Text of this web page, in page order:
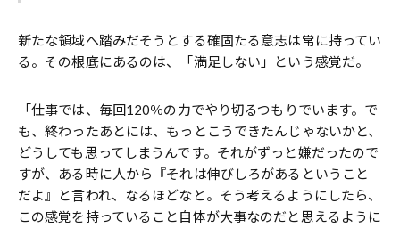
新たな領域へ踏みだそうとする確固たる意志は常に持ってい
る。その根底にあるのは、「満足しない」という感覚だ。
「仕事では、毎回120％の力でやり切るつもりでいます。で
も、終わったあとには、もっとこうできたんじゃないかと、
どうしても思ってしまうんです。それがずっと嫌だったので
すが、ある時に人から『それは伸びしろがあるということ
だよ』と言われ、なるほどなと。そう考えるようにしたら、
この感覚を持っていること自体が大事なのだと思えるように